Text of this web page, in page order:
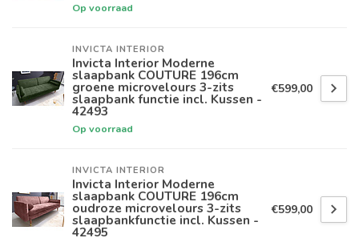
Op voorraad
INVICTA INTERIOR
Invicta Interior Moderne
slaapbank COUTURE 196cm
groene microvelours 3-zits
slaapbank functie incl. Kussen -
42493
Op voorraad
€599,00
INVICTA INTERIOR
Invicta Interior Moderne
slaapbank COUTURE 196cm
oudroze microvelours 3-zits
slaapbankfunctie incl. Kussen -
42495
€599,00